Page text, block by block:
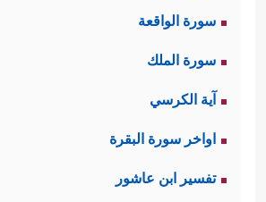
سورة الواقعة
سورة الملك
آية الكرسي
اواخر سورة البقرة
تفسير ابن عاشور